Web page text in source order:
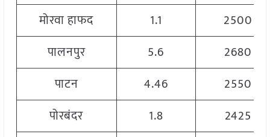
मोरवा हाफद
1.1
2500
पालनपुर
5.6
2680
पाटन
4.46
2550
पोरबंदर
1.8
2425